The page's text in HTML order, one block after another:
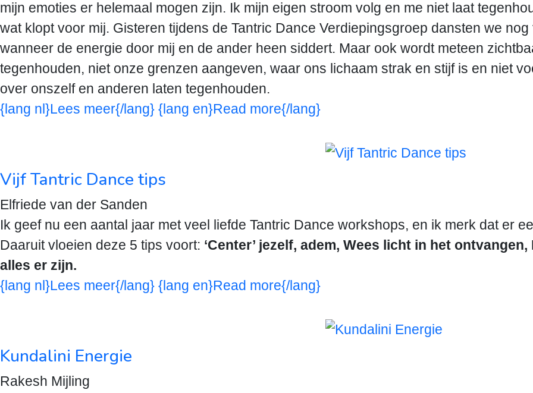
mijn emoties er helemaal mogen zijn. Ik mijn eigen stroom volg en me niet laat
wat klopt voor mij. Gisteren tijdens de Tantric Dance Verdiepingsgroep dansten we
wanneer de energie door mij en de ander heen siddert. Maar ook wordt meteen
tegenhouden, niet onze grenzen aangeven, waar ons lichaam strak en stijf is en niet
over onszelf en anderen laten tegenhouden.
{lang nl}Lees meer{/lang} {lang en}Read more{/lang}
Vijf Tantric Dance tips
Elfriede van der Sanden
Ik geef nu een aantal jaar met veel liefde Tantric Dance workshops, en ik merk dat er
Daaruit vloeien deze 5 tips voort: ‘Center’ jezelf, adem, Wees licht in het ontvangen,
alles er zijn.
{lang nl}Lees meer{/lang} {lang en}Read more{/lang}
Kundalini Energie
Rakesh Mijling